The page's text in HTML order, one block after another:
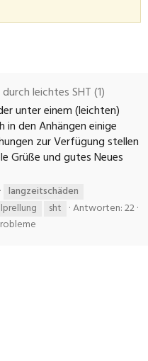
leichtes SHT (1)
unter einem (leichten)
in den Anhängen einige
zur Verfügung stellen
Grüße und gutes Neues
langzeitschäden
sht
Antworten: 22